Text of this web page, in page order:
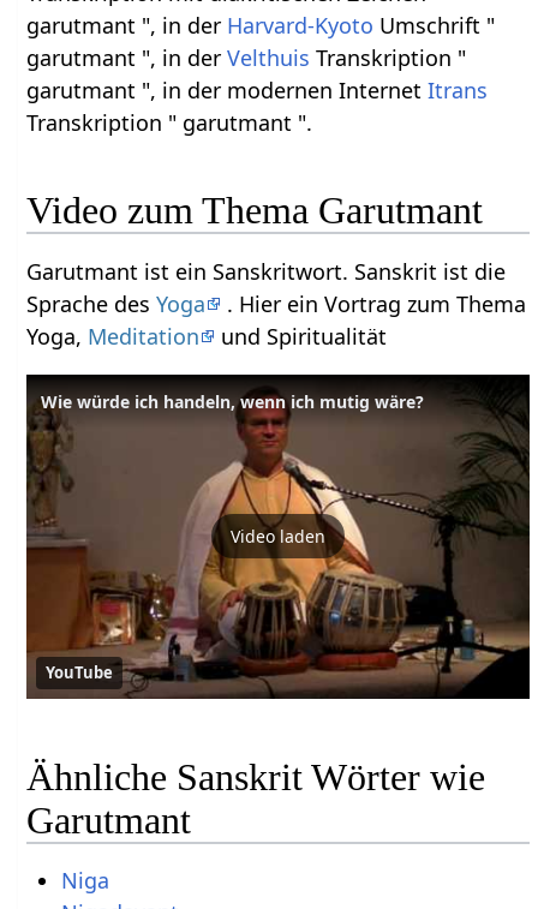
garutmant ", in der Harvard-Kyoto Umschrift "
garutmant ", in derVelthuis Transkription "
garutmant ", in der modernen InternetItrans
Transkription " garutmant ".
Video zum Thema Garutmant
Garutmant ist ein Sanskritwort. Sanskrit ist die
Sprache desYoga
. Hier ein Vortrag zum Thema
Yoga, Meditation und Spiritualität
Wie würde ich handeln, wenn ich mutig wäre?
Video laden
YouTube
Ähnliche Sanskrit Wörter wie
Garutmant
Niga